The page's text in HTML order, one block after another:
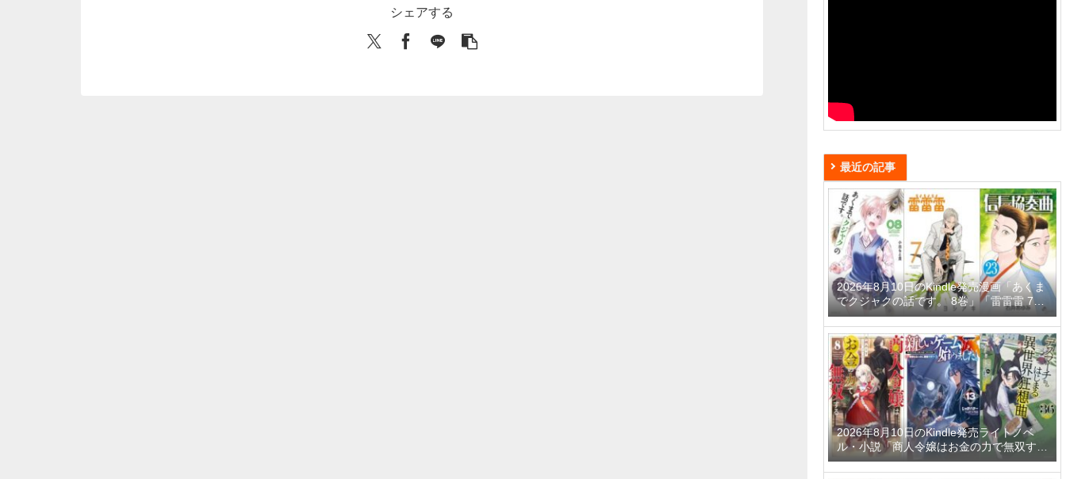
シェアする
最近の記事
2026年8月10日のKindle発売漫画「あくま
でクジャクの話です。 8巻」「雷雷雷 7
巻」「信長協奏曲 23巻」など
2026年8月10日のKindle発売ライトノベ
ル・小説「商人令嬢はお金の力で無双する
8巻」「新しいゲーム始めました。～使命
もないのに最強です？～ 13巻」「デスマ